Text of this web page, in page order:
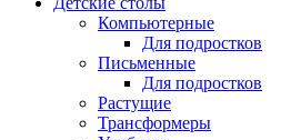
Компьютерные
Для подростков
Письменные
Для подростков
Растущие
Трансформеры